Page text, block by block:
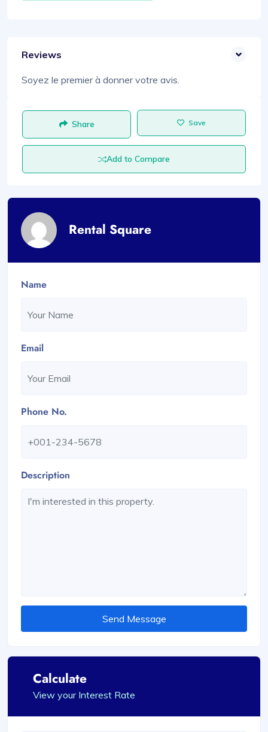
Reviews
Soyez le premier à donner votre avis.
Share Save
Add to Compare
Rental Square
Name
Email
Phone No.
Description
Send Message
Calculate
View your Interest Rate